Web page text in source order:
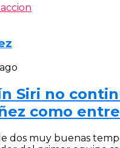
Siri no
como
dos muy buenas